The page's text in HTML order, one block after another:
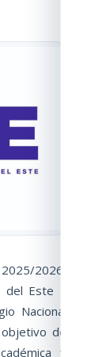
2026,
Este –
Nacional
de
y